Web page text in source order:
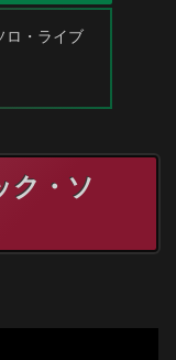
ロ・ライブ
ク・ソ